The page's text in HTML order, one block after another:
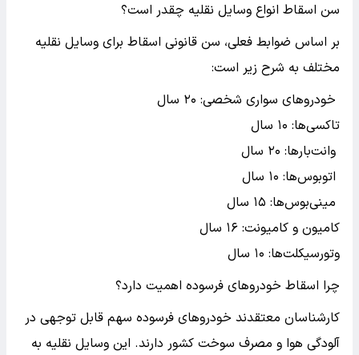
سن اسقاط انواع وسایل نقلیه چقدر است؟
بر اساس ضوابط فعلی، سن قانونی اسقاط برای وسایل نقلیه
مختلف به شرح زیر است:
خودروهای سواری شخصی: ۲۰ سال
تاکسی‌ها: ۱۰ سال
وانت‌بارها: ۲۰ سال
اتوبوس‌ها: ۱۰ سال
مینی‌بوس‌ها: ۱۵ سال
کامیون و کامیونت: ۱۶ سال
وتورسیکلت‌ها: ۱۰ سال
چرا اسقاط خودروهای فرسوده اهمیت دارد؟
کارشناسان معتقدند خودروهای فرسوده سهم قابل توجهی در
آلودگی هوا و مصرف سوخت کشور دارند. این وسایل نقلیه به